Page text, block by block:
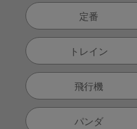
定番
トレイン
飛行機
パンダ